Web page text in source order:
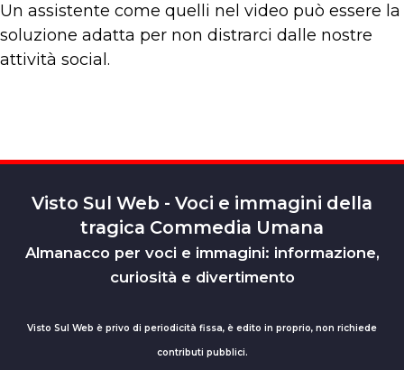
Un assistente come quelli nel video può essere la
soluzione adatta per non distrarci dalle nostre
attività social.
Visto Sul Web - Voci e immagini della
tragica Commedia Umana
Almanacco per voci e immagini: informazione,
curiosità e divertimento
Visto Sul Web è privo di periodicità fissa, è edito in proprio, non richiede
contributi pubblici.